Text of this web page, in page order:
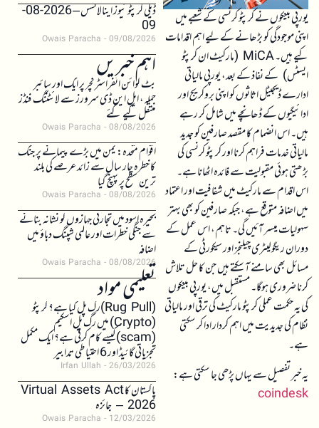
یورپی بینکوں نے کرپٹو کرنسی کے شعبے میں
اپنی موجودگی کو بڑھانے کے لیے اہم اقدامات
کیے ہیں۔ MiCA (مارکیٹ ان کرپٹو
ایسٹس) کے نفاذ کے بعد، یورپی مالیاتی
ادارے ڈیجیٹل اثاثوں کو اپنی بروکریج اور
ادائیگیوں کے ڈھانچے میں شامل کر رہے
ہیں۔ اس انضمام کا مقصد صارفین کو جدید
مالیاتی خدمات فراہم کرنا اور کرپٹو کرنسی کی
بڑھتی ہوئی مقبولیت سے فائدہ اٹھانا ہے۔
اس اقدام سے مارکیٹ میں شفافیت اور اعتماد
میں اضافہ متوقع ہے، جبکہ صارفین کو بھی بہتر
سہولیات میسر آئیں گی۔ تاہم، اس عمل کے
دوران ریگولیٹری چیلنجز اور سیکورٹی کے
مسائل بھی سامنے آ سکتے ہیں جن کا حل تلاش
کرنا ضروری ہوگا۔ مستقبل میں، یورپی بینکوں
کی یہ حکمت عملی کرپٹو مارکیٹ کی ترقی اور مالیاتی
نظام کی جدیدیت میں اہم کردار ادا کر سکتی
ہے۔
یہ خبر تفصیل سے یہاں پڑھی جا سکتی ہے:
coindesk
ڈیلی کرپٹو نیوز اینالائسس – 2026-08-
09
Owais Paracha 09/08/2026
اہم خبریں
بٹ کوائن انفراسٹرکچر پر ایک اور سائبر
حملہ، ایل این ڈی سرورز سے لائٹننگ فنڈز
منتقل کیے گئے
Owais Paracha 08/08/2026
اقوام متحدہ: یمن میں بڑے پیمانے پر جنگ
کا خطرہ چار سال سے زائد عرصے کی بلند
ترین سطح پر پہنچ گیا
Owais Paracha 08/08/2026
بحیرہ اسود میں تجارتی جہازوں کو نشانہ بنانے
سے جنگی خطرات اور عالمی شپنگ دباؤ میں
اضافہ
Owais Paracha 08/08/2026
تعلیمی مواد(Rug Pull)رگ پل کیا ہے؟ کرپٹو
(Crypto) میں رگ پل اسکیم
(scam)کیسے کام کرتی ہے؟ ایک مکمل
تجزیاتی گائیڈ اور 6 احتیاطی تدابیر
Irfan Ullah 26/03/2026
پاکستان کا Virtual Assets Act
2026 – جائزہ
Owais Paracha 12/03/2026